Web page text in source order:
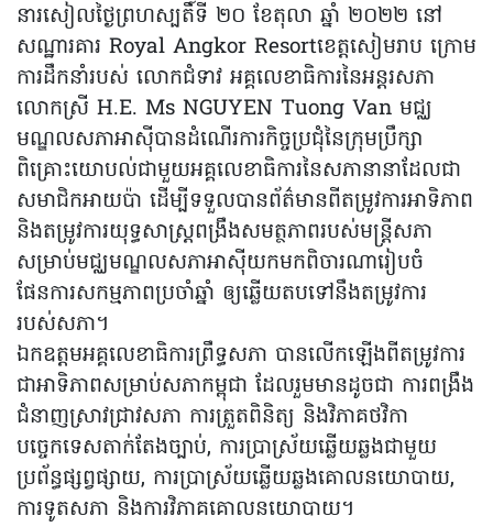
នារសៀលថ្ងៃព្រហស្បតិ៍ទី ២០ ខែតុលា ឆ្នាំ ២០២២ នៅ
សណ្ឋារគារ Royal Angkor Resortខេត្តសៀមរាប ក្រោម
ការដឹកនាំរបស់ លោកជំទាវ អគ្គលេខាធិការនៃអន្តរសភា
លោកស្រី H.E. Ms NGUYEN Tuong Van មជ្ឈ
មណ្ឌលសភាអាស៊ីបានដំណើរការកិច្ចប្រជុំនៃក្រុមប្រឹក្សា
ពិគ្រោះយោបល់ជាមួយអគ្គលេខាធិការនៃសភានានាដែលជា
សមាជិកអាយប៉ា ដើម្បីទទួលបានព័ត៌មានពីតម្រូវការអាទិភាព
និងតម្រូវការយុទ្ធសាស្រ្តពង្រឹងសមត្ថភាពរបស់មន្រ្តីសភា
សម្រាប់មជ្ឈមណ្ឌលសភាអាស៊ីយកមកពិចារណារៀបចំ
ផែនការសកម្មភាពប្រចាំឆ្នាំ ឲ្យឆ្លើយតបទៅនឹងតម្រូវការ
របស់សភា។
ឯកឧត្តមអគ្គលេខាធិការព្រឹទ្ធសភា បានលើកឡើងពីតម្រូវការ
ជាអាទិភាពសម្រាប់សភាកម្ពុជា ដែលរួមមានដូចជា ការពង្រឹង
ជំនាញស្រាវជ្រាវសភា ការត្រួតពិនិត្យ និងវិភាគថវិកា
បច្ចេកទេសតាក់តែងច្បាប់, ការប្រាស្រ័យឆ្លើយឆ្លងជាមួយ
ប្រព័ន្ធផ្សព្វផ្សាយ, ការប្រាស្រ័យឆ្លើយឆ្លងគោលនយោបាយ,
ការទូតសភា និងការវិភាគគោលនយោបាយ។